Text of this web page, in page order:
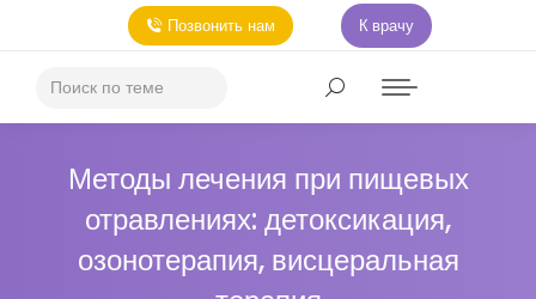
Позвонить нам К врачу
Методы лечения при пищевых
отравлениях: детоксикация,
озонотерапия, висцеральная